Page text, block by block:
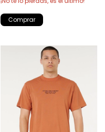
Comprar